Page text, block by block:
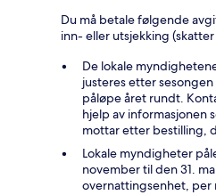
Du må betale følgende
inn- eller utsjekking
De lokale
justeres etter
påløpe året rundt.
hjelp av informasjonen
mottar etter bestilling,
Lokale myndigheter
november til den 31.
overnattingsenhet, per